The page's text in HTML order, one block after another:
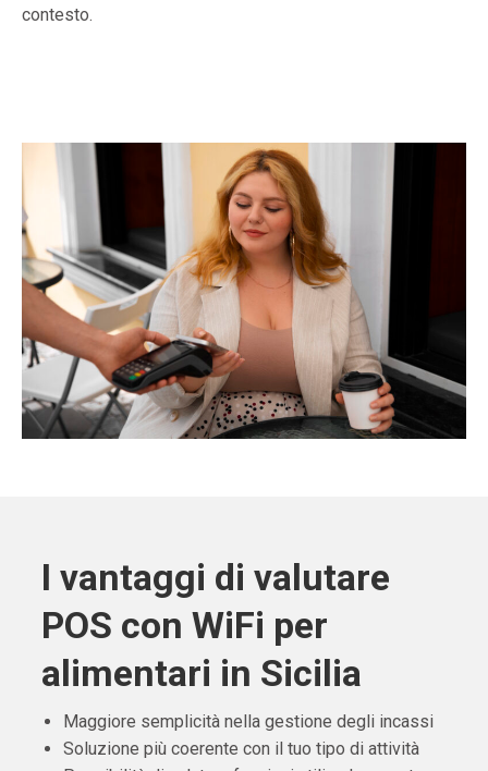
contesto.
I vantaggi di valutare
POS con WiFi per
alimentari in Sicilia
Maggiore semplicità nella gestione degli incassi
Soluzione più coerente con il tuo tipo di attività